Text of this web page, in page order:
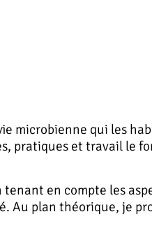
microbienne qui les
pratiques et travail le
tenant en compte les
Au plan théorique, je